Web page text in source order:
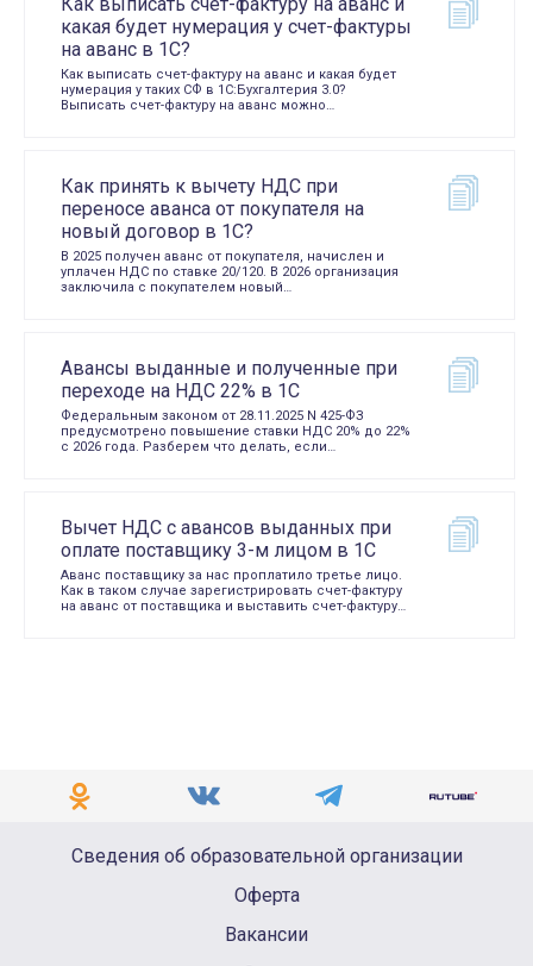
какая будет нумерация у счет-фактуры
на аванс в 1С?
Как выписать счет-фактуру на аванс и какая будет
нумерация у таких СФ в 1С:Бухгалтерия 3.0?
Выписать счет-фактуру на аванс можно…
Как принять к вычету НДС при
переносе аванса от покупателя на
новый договор в 1С?
В 2025 получен аванс от покупателя, начислен и
уплачен НДС по ставке 20/120. В 2026 организация
заключила с покупателем новый…
Авансы выданные и полученные при
переходе на НДС 22% в 1С
Федеральным законом от 28.11.2025 N 425-ФЗ
предусмотрено повышение ставки НДС 20% до 22%
с 2026 года. Разберем что делать, если…
Вычет НДС с авансов выданных при
оплате поставщику 3-м лицом в 1С
Аванс поставщику за нас проплатило третье лицо.
Как в таком случае зарегистрировать счет-фактуру
на аванс от поставщика и выставить счет-фактуру…
Сведения об образовательной организации
Оферта
Вакансии